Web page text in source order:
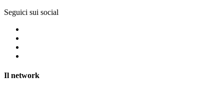
Seguici sui social
Il network